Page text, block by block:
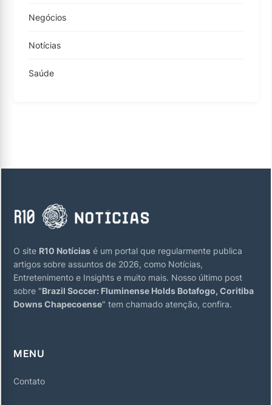
Negócios
Notícias
Saúde
O site R10 Notícias é um portal que regularmente publica
artigos sobre assuntos de 2026, como Notícias,
Entretenimento e Insights e muito mais. Nosso último post
sobre "Brazil Soccer: Fluminense Holds Botafogo, Coritiba
Downs Chapecoense" tem chamado atenção, confira.
MENU
Contato